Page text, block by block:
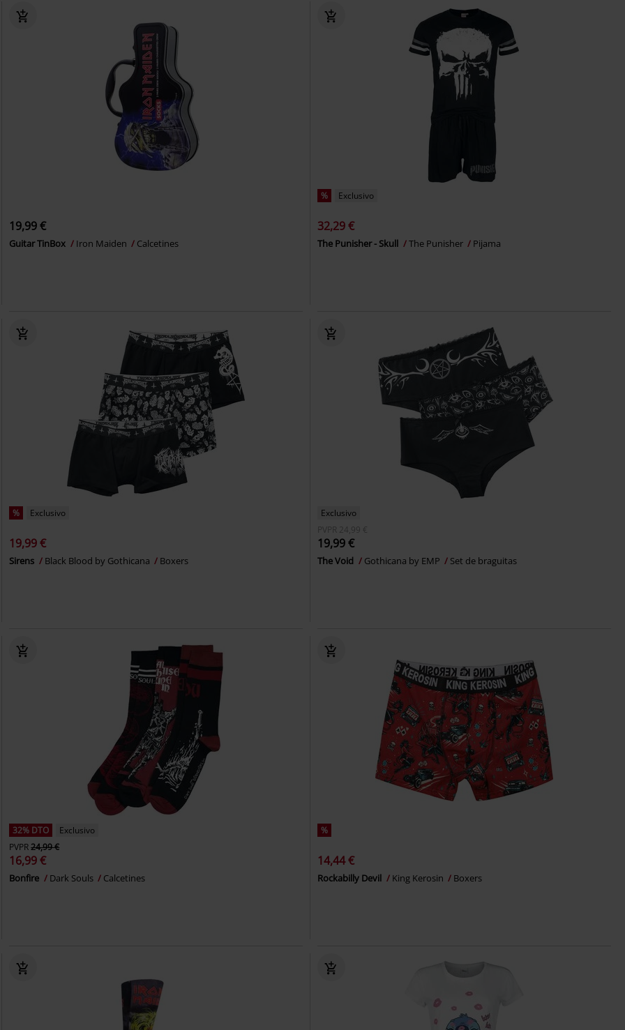
19,99 €
Guitar TinBox Iron Maiden Calcetines
% Exclusivo
32,29 €
The Punisher - Skull The Punisher Pijama
% Exclusivo
19,99 €
Sirens Black Blood by Gothicana Boxers
Exclusivo
PVPR 24,99 €
19,99 €
The Void Gothicana by EMP Set de braguitas
32% DTO
Exclusivo
PVPR24,99 €
16,99 €
Bonfire Dark Souls Calcetines
%
14,44 €
Rockabilly Devil King Kerosin Boxers